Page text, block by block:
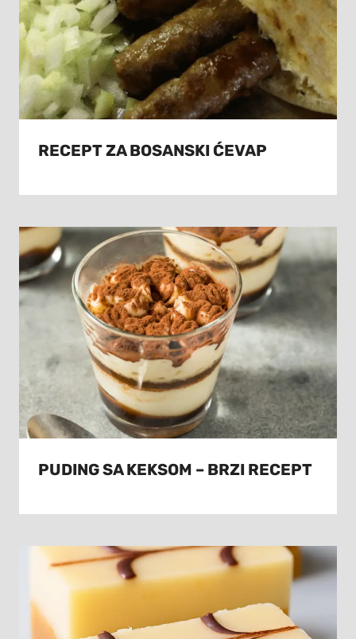
RECEPT ZA BOSANSKI ĆEVAP
PUDING SA KEKSOM – BRZI RECEPT